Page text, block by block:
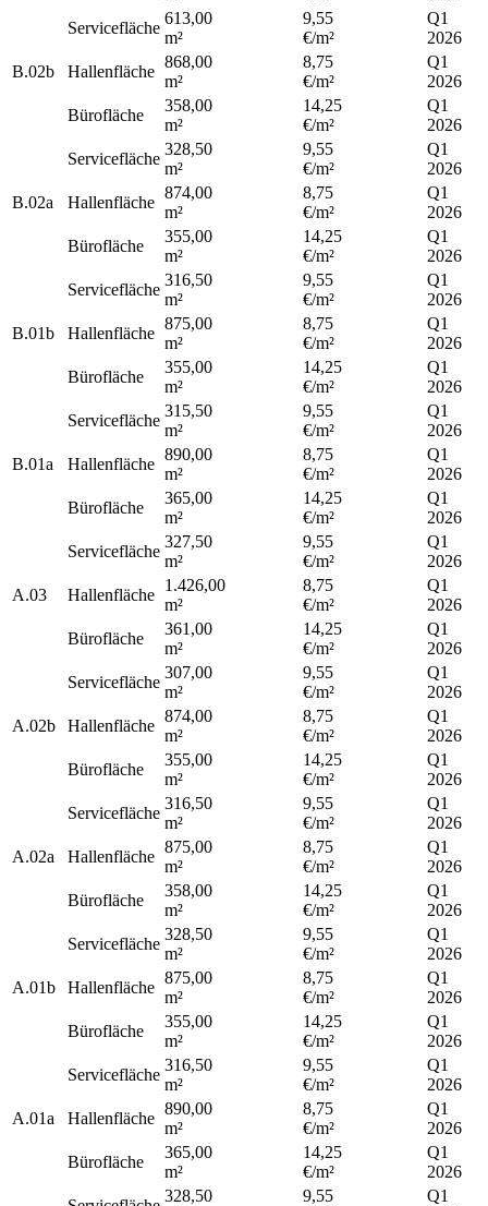
Servicefläche
613,00
m²
9,55
€/m²
Q1
2026
B.02b
Hallenfläche
868,00
m²
8,75
€/m²
Q1
2026
Bürofläche
358,00
m²
14,25
€/m²
Q1
2026
Servicefläche
328,50
m²
9,55
€/m²
Q1
2026
B.02a
Hallenfläche
874,00
m²
8,75
€/m²
Q1
2026
Bürofläche
355,00
m²
14,25
€/m²
Q1
2026
Servicefläche
316,50
m²
9,55
€/m²
Q1
2026
B.01b
Hallenfläche
875,00
m²
8,75
€/m²
Q1
2026
Bürofläche
355,00
m²
14,25
€/m²
Q1
2026
Servicefläche
315,50
m²
9,55
€/m²
Q1
2026
B.01a
Hallenfläche
890,00
m²
8,75
€/m²
Q1
2026
Bürofläche
365,00
m²
14,25
€/m²
Q1
2026
Servicefläche
327,50
m²
9,55
€/m²
Q1
2026
A.03
Hallenfläche
1.426,00
m²
8,75
€/m²
Q1
2026
Bürofläche
361,00
m²
14,25
€/m²
Q1
2026
Servicefläche
307,00
m²
9,55
€/m²
Q1
2026
A.02b
Hallenfläche
874,00
m²
8,75
€/m²
Q1
2026
Bürofläche
355,00
m²
14,25
€/m²
Q1
2026
Servicefläche
316,50
m²
9,55
€/m²
Q1
2026
A.02a
Hallenfläche
875,00
m²
8,75
€/m²
Q1
2026
Bürofläche
358,00
m²
14,25
€/m²
Q1
2026
Servicefläche
328,50
m²
9,55
€/m²
Q1
2026
A.01b
Hallenfläche
875,00
m²
8,75
€/m²
Q1
2026
Bürofläche
355,00
m²
14,25
€/m²
Q1
2026
Servicefläche
316,50
m²
9,55
€/m²
Q1
2026
A.01a
Hallenfläche
890,00
m²
8,75
€/m²
Q1
2026
Bürofläche
365,00
m²
14,25
€/m²
Q1
2026
328,50
9,55
Q1